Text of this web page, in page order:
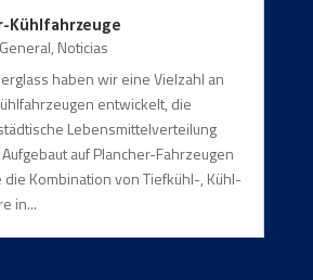
Kühlfahrzeuge
General, Noticias
haben wir eine Vielzahl an
entwickelt, die
Lebensmittelverteilung
auf Plancher-Fahrzeugen
Kombination von Tiefkühl-, Kühl-
in...